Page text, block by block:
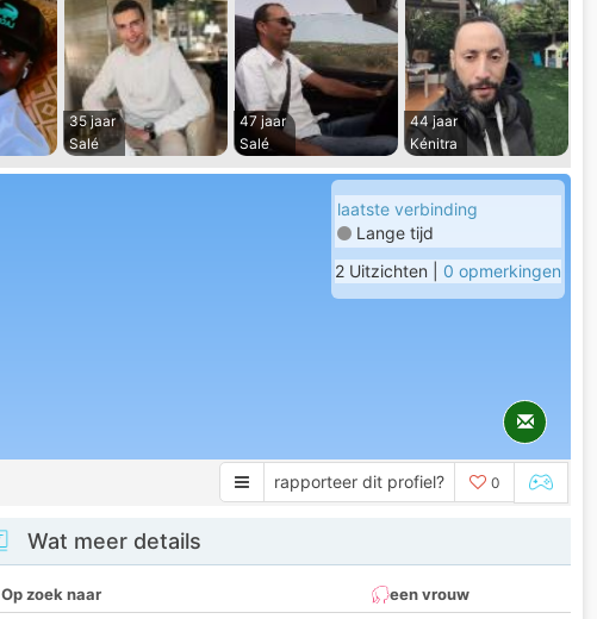
35 jaar
Salé
47 jaar
Salé
44 jaar
Kénitra
laatste verbinding
Lange tijd
2 Uitzichten | 0 opmerkingen
rapporteer dit profiel? 0
Wat meer details
Op zoek naar
een vrouw